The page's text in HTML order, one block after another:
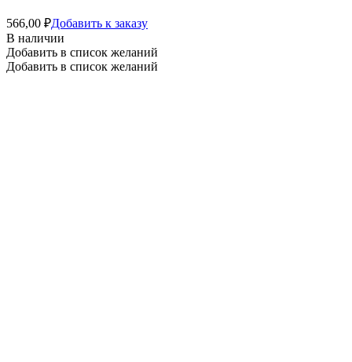
566,00 ₽Добавить к заказу
В наличии
Добавить в список желаний
Добавить в список желаний